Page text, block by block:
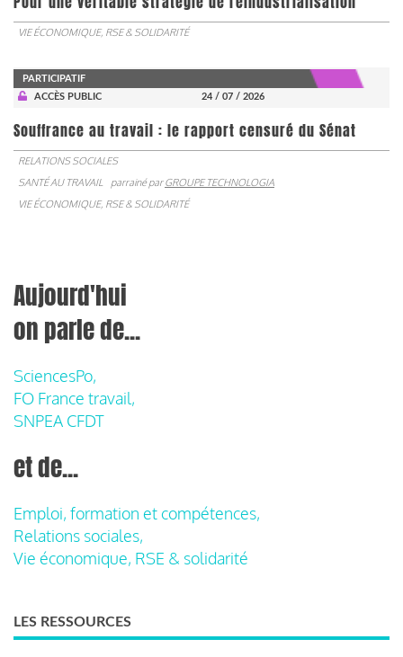
VIE ÉCONOMIQUE, RSE & SOLIDARITÉ
PARTICIPATIF
ACCÈS PUBLIC
24 / 07 / 2026
Souffrance au travail : le rapport censuré du Sénat
RELATIONS SOCIALES
SANTÉ AU TRAVAIL
parrainé parGROUPE TECHNOLOGIA
VIE ÉCONOMIQUE, RSE & SOLIDARITÉ
Aujourd'hui
on parle de...
SciencesPo,
FO France travail,
SNPEA CFDT
et de...
Emploi, formation et compétences,
Relations sociales,
Vie économique, RSE & solidarité
LES RESSOURCES